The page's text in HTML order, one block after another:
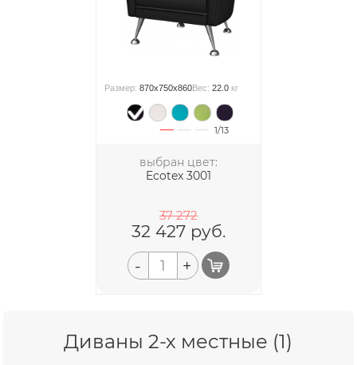
Размер:870x750x860Вес:22.0 кг
1/13
выбран цвет:
Ecotex 3001
37 272
32 427руб.
- +
Диваны 2-х местные (1)